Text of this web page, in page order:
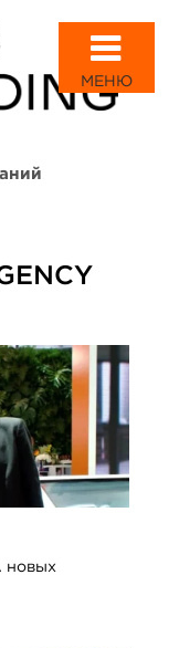
МЕНЮ
новых